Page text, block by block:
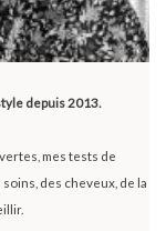
depuis 2013.
mes tests de
des cheveux, de la